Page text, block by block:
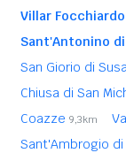
Villar Focchiardo
Sant'Antonino
San Giorio di
Chiusa di San
Coazze 9,3km
Sant'Ambrogio di